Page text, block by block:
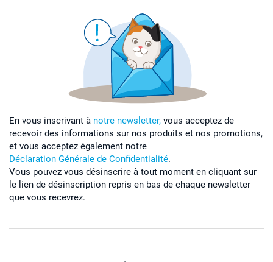
En vous inscrivant à notre newsletter, vous acceptez de
recevoir des informations sur nos produits et nos promotions,
et vous acceptez également notre
Déclaration Générale de Confidentialité.
Vous pouvez vous désinscrire à tout moment en cliquant sur
le lien de désinscription repris en bas de chaque newsletter
que vous recevrez.